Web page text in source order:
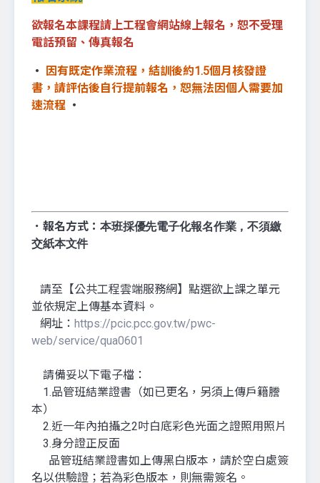
欲報名本課程請上工程會網站線上報名，恕不受理
電話預留、傳真報名
‧
因有既定作業流程，結訓後約1.5個月核發證
書，請評估後自行提前報名，恕無法因個人需要加
速流程 ‧
．報名方式： 本班採優先電子化報名作業，不須繳
交紙本文件
請至【公共工程雲端服務網】點選欲上課之單元
並依規定上傳基本資料。
網址： https://pcic.pcc.gov.tw/pwc-
web/service/qua0601
請備妥以下電子檔：
1.品管班結業證書（如已更名，另須上傳戶籍謄
本）
2.近一年內拍攝之2吋白底彩色光面之證照用照片
3.身分證正反面
品管班結業證書如上傳黑白版本，請於空白處簽
名以供驗證；若為彩色版本，則無需簽名。